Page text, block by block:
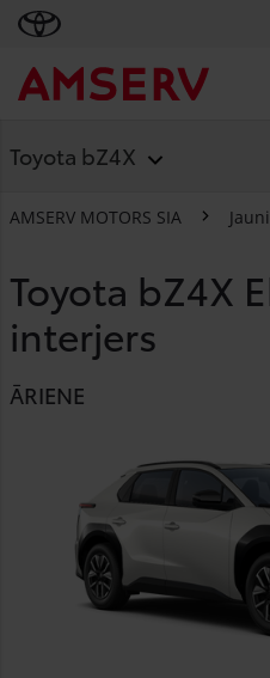
Toyota bZ4X
AMSERV MOTORS SIA
Toyota bZ4X
interjers
ĀRIENE